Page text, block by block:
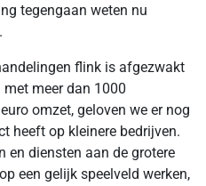
tegengaan weten nu
flink is afgezwakt
meer dan 1000
omzet, geloven we er nog
heeft op kleinere bedrijven.
en diensten aan de grotere
een gelijk speelveld werken,